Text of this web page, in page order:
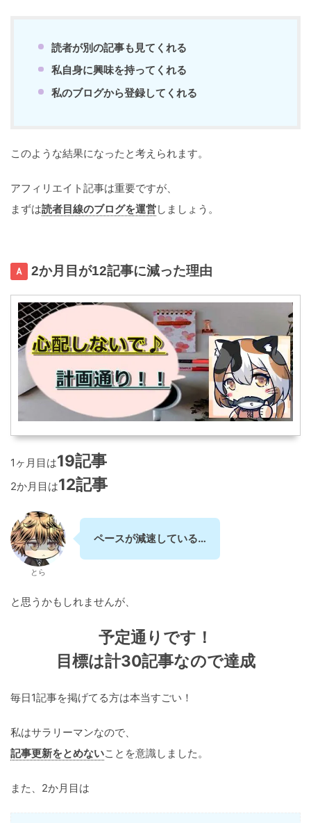
読者が別の記事も見てくれる
私自身に興味を持ってくれる
私のブログから登録してくれる
このような結果になったと考えられます。
アフィリエイト記事は重要ですが、
まずは読者目線のブログを運営しましょう。
2か月目が12記事に減った理由
1ヶ月目は19記事
2か月目は12記事
とら
ペースが減速している…
と思うかもしれませんが、
予定通りです！
目標は計30記事なので達成
毎日1記事を掲げてる方は本当すごい！
私はサラリーマンなので、
記事更新をとめないことを意識しました。
また、2か月目は